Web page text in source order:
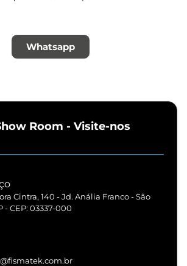
Whatsapp
Room - Visite-nos
Cintra, 140 - Jd. Anália Franco - São
- CEP: 03337-000